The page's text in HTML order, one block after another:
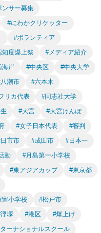
ンサー募集
#にわかクリケッター
#ボランティア
知度爆上祭
#メディア紹介
海岸 #中央区
#中央大学
潮市
#六本木
リカ代表
#同志社大学
#大宮
#大宮けんぽ
#女子日本代表
#審判
市市 #成田市
#日本一
動
#月島第一小学校
#東アジアカップ
#東京都
留小学校
#松戸市
塚 #港区
#爆上げ
ーナショナルスクール